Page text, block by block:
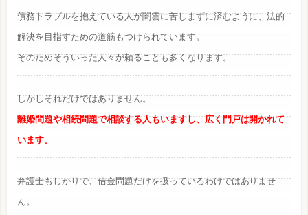
債務トラブルを抱えている人が闇雲に苦しまずに済むように、法的
解決を目指すための道筋もつけられています。
そのためそういった人々が頼ることも多くなります。
しかしそれだけではありません。
離婚問題や相続問題で相談する人もいますし、広く門戸は開かれて
います。
弁護士もしかりで、借金問題だけを扱っているわけではありませ
ん。